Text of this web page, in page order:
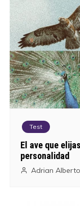
Test
El ave que
personalidad
Adrian Alberto